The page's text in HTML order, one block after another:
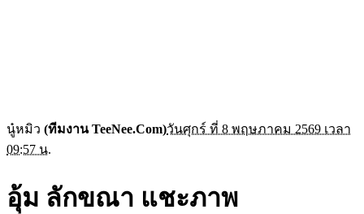
นู๋หมิว (ทีมงาน TeeNee.Com)วันศุกร์ ที่ 8 พฤษภาคม 2569 เวลา
09:57 น.
อุ้ม ลักขณา แชะภาพ